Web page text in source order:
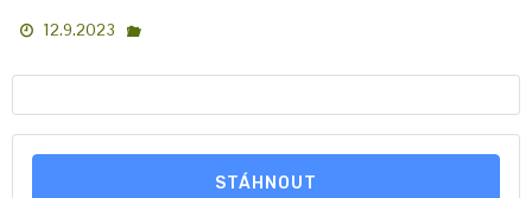
12.9.2023
STÁHNOUT